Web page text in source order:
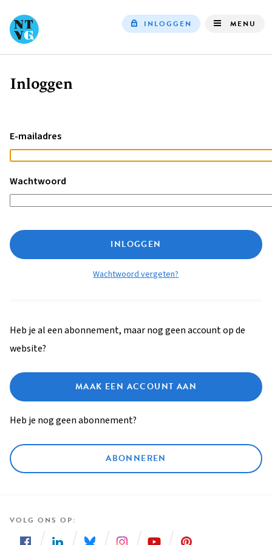
INLOGGEN MENU
Kruimelpad
Inloggen
E-mailadres
Wachtwoord
INLOGGEN
Wachtwoord vergeten?
Heb je al een abonnement, maar nog geen account op de
website?
MAAK EEN ACCOUNT AAN
Heb je nog geen abonnement?
ABONNEREN
VOLG ONS OP